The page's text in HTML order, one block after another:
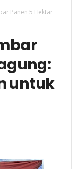
Panen 5 Hektar
untuk